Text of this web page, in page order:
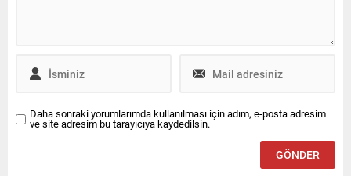
Daha sonraki yorumlarımda kullanılması için adım, e-posta adresim
ve site adresim bu tarayıcıya kaydedilsin.